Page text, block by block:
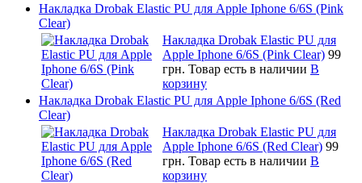
Накладка Drobak Elastic PU для Apple Iphone 6/6S (Pink
Clear)
Накладка Drobak Elastic PU для
Apple Iphone 6/6S (Pink Clear) 99
грн. Товар есть в наличии В
корзину
Накладка Drobak Elastic PU для Apple Iphone 6/6S (Red
Clear)
Накладка Drobak Elastic PU для
Apple Iphone 6/6S (Red Clear) 99
грн. Товар есть в наличии В
корзину